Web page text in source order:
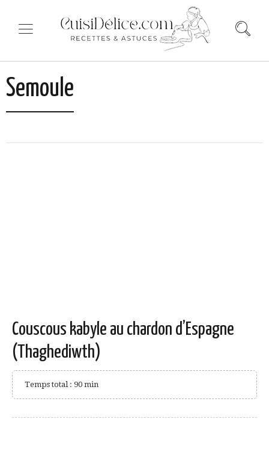
Semoule
Couscous kabyle au chardon d’Espagne
(Thaghediwth)
Temps total : 90 min